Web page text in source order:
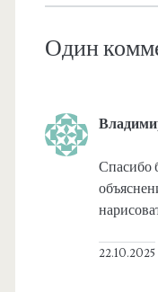
Один
Спасибо
22.10.2025